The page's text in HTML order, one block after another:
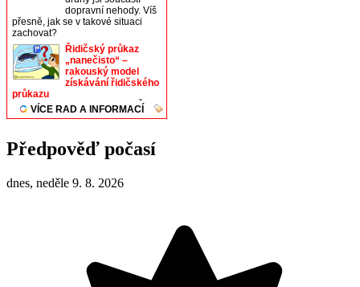
Předpověď počasí
dnes, neděle 9. 8. 2026